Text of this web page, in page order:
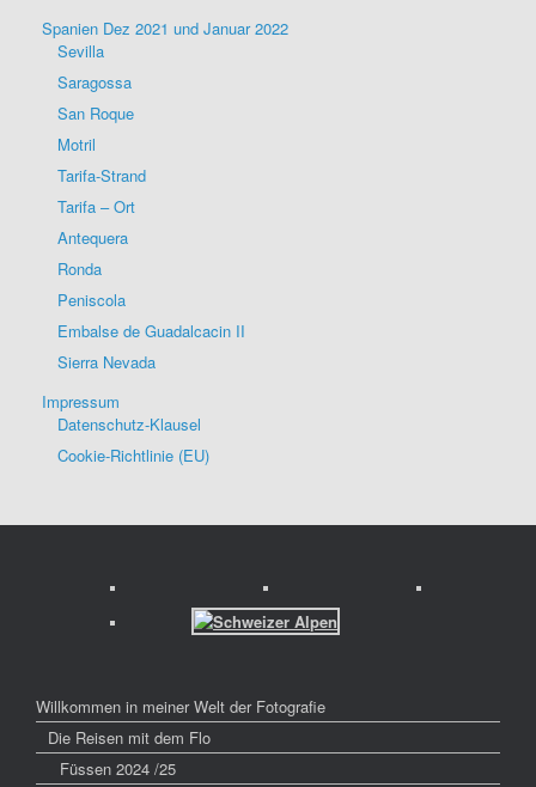
Spanien Dez 2021 und Januar 2022
Sevilla
Saragossa
San Roque
Motril
Tarifa-Strand
Tarifa – Ort
Antequera
Ronda
Peniscola
Embalse de Guadalcacin II
Sierra Nevada
Impressum
Datenschutz-Klausel
Cookie-Richtlinie (EU)
Willkommen in meiner Welt der Fotografie
Die Reisen mit dem Flo
Füssen 2024 /25